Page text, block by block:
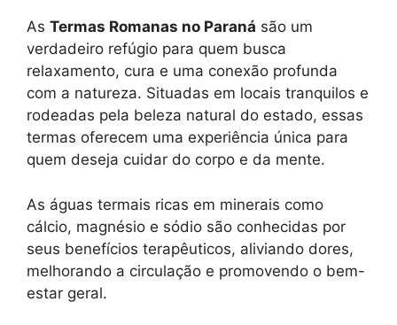
As Termas Romanas no Paraná são um
verdadeiro refúgio para quem busca
relaxamento, cura e uma conexão profunda
com a natureza. Situadas em locais tranquilos e
rodeadas pela beleza natural do estado, essas
termas oferecem uma experiência única para
quem deseja cuidar do corpo e da mente.
As águas termais ricas em minerais como
cálcio, magnésio e sódio são conhecidas por
seus benefícios terapêuticos, aliviando dores,
melhorando a circulação e promovendo o bem-
estar geral.